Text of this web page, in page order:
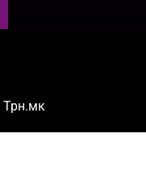
Трн.мк